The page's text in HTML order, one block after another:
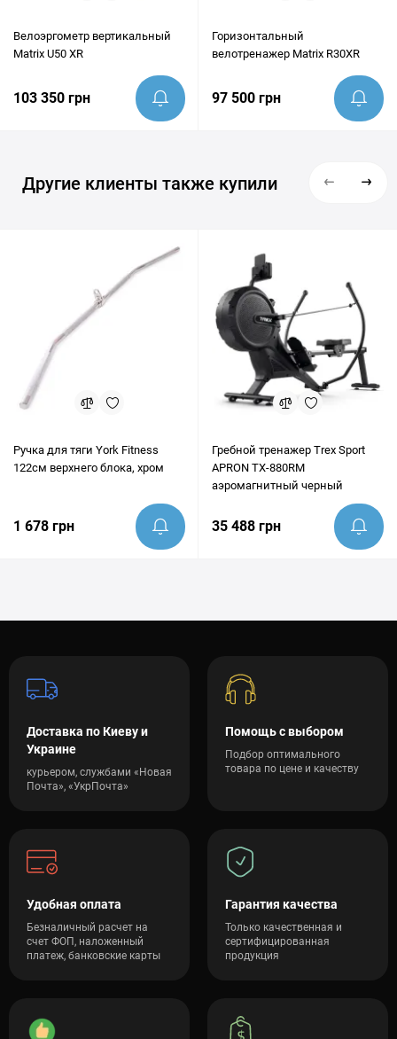
Велоэргометр вертикальный
Matrix U50 XR
103 350 грн
Горизонтальный
велотренажер Matrix R30XR
97 500 грн
Другие клиенты также купили
Ручка для тяги York Fitness
122см верхнего блока, хром
1 678 грн
Гребной тренажер Trex Sport
APRON TX-880RM
аэромагнитный черный
35 488 грн
Доставка по Киеву и
Украине
курьером, службами «Новая
Почта», «УкрПочта»
Помощь с выбором
Подбор оптимального
товара по цене и качеству
Удобная оплата
Безналичный расчет на
счет ФОП, наложенный
платеж, банковские карты
Гарантия качества
Только качественная и
сертифицированная
продукция